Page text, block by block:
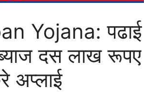
Yojana: पढाई
दस लाख रूपए
अप्लाई